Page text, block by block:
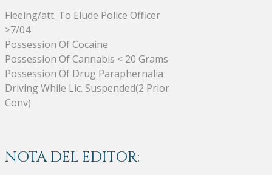
Fleeing/att. To Elude Police Officer
>7/04
Possession Of Cocaine
Possession Of Cannabis < 20 Grams
Possession Of Drug Paraphernalia
Driving While Lic. Suspended(2 Prior
Conv)
NOTA DEL EDITOR: